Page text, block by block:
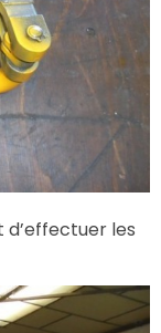
d’effectuer les